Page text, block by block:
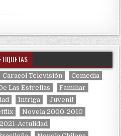
Caracol Televisión
Comedia
Las Estrellas
Familiar
Intriga
Juvenil
Novela 2000-2010
Actulidad